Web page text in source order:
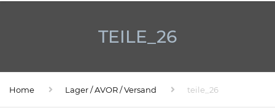
TEILE_26
Home Lager / AVOR / Versand teile_26